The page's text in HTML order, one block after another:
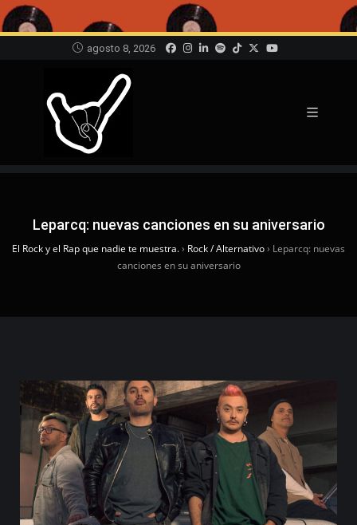
agosto 8, 2026
Leparcq: nuevas canciones en su aniversario
El Rock y el Rap que nadie te muestra.› Rock / Alternativo› Leparcq: nuevas
canciones en su aniversario